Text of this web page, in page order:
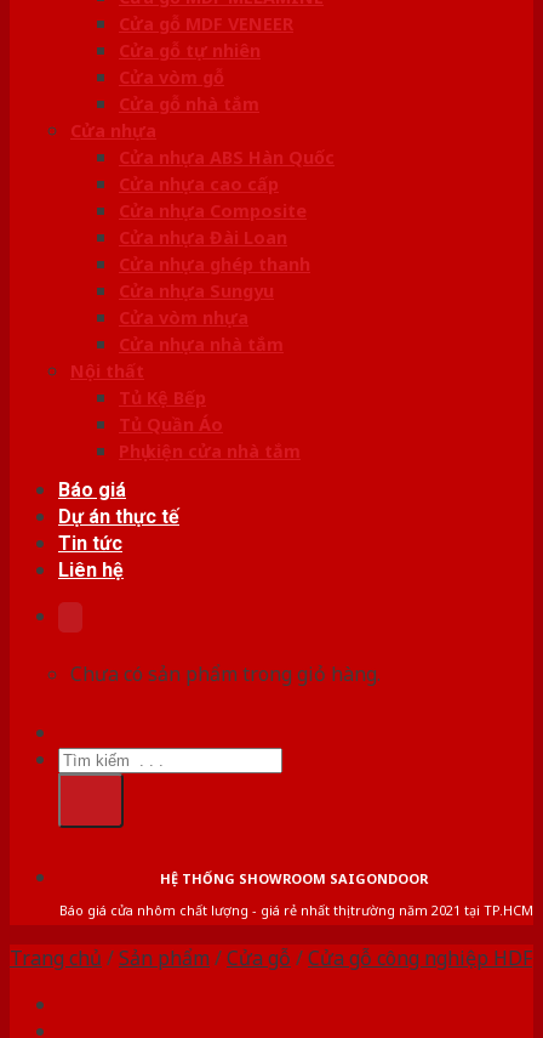
Cửa gỗ MDF VENEER
Cửa gỗ tự nhiên
Cửa vòm gỗ
Cửa gỗ nhà tắm
Cửa nhựa
Cửa nhựa ABS Hàn Quốc
Cửa nhựa cao cấp
Cửa nhựa Composite
Cửa nhựa Đài Loan
Cửa nhựa ghép thanh
Cửa nhựa Sungyu
Cửa vòm nhựa
Cửa nhựa nhà tắm
Nội thất
Tủ Kệ Bếp
Tủ Quần Áo
Phụ kiện cửa nhà tắm
Báo giá
Dự án thực tế
Tin tức
Liên hệ
Chưa có sản phẩm trong giỏ hàng.
Tìm
kiếm:
HỆ THỐNG SHOWROOM SAIGONDOOR
Báo giá cửa nhôm chất lượng - giá rẻ nhất thị trường năm 2021 tại TP.HCM
Trang chủ /Sản phẩm /Cửa gỗ /Cửa gỗ công nghiệp HDF